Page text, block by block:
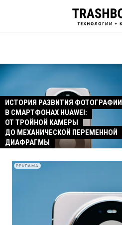
ИСТОРИЯ РАЗВИТИЯ ФОТОГРАФИИ
В СМАРТФОНАХ HUAWEI:
ОТ ТРОЙНОЙ КАМЕРЫ
ДО МЕХАНИЧЕСКОЙ ПЕРЕМЕННОЙ
ДИАФРАГМЫ
РЕКЛАМА